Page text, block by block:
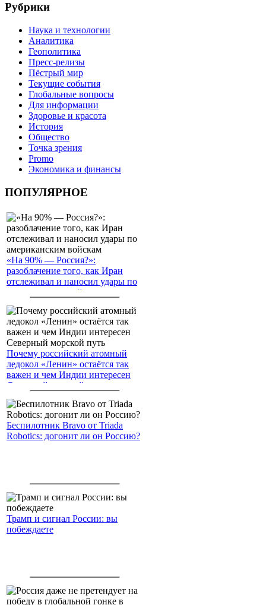
Рубрики
Наука и технологии
Аналитика
Геополитика
Пресс-релизы
Пёстрый мир
Текущие события
Глобальные вопросы
Для информации
Здоровье и красота
История
Общество
Точка зрения
Promo
Экономика и финансы
ПОПУЛЯРНОЕ
«На 90% — Россия?»:
разоблачение того, как Иран
отслеживал и наносил удары по
американским войскам
Почему российский атомный
ледокол «Ленин» остаётся так
важен и чем Индии интересен
Северный морской путь
Беспилотник Bravo от Triada
Robotics: догонит ли он Россию?
Трамп и сигнал России: вы
побеждаете